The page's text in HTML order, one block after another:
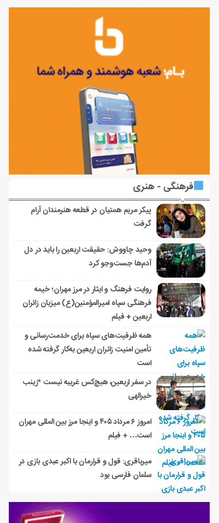
فرهنگی - هنری
پیکر مریم همتیان در قطعه هنرمندان آرام
گرفت
وحید چاووش: حقیقت اربعین را باید در دل
آدم‌ها جست‌وجو کرد
روایت فرهنگ و ایثار در مرز مهران؛ خیمه
فرهنگی سپاه امیرالمؤمنین(ع) میزبان زائران
اربعین + فیلم
همه ظرفیت‌های سپاه برای خدمت‌رسانی و
تأمین امنیت زائران اربعین به‌کار گرفته شده
است
در سفر اربعین، هیچ‌کس غریبه نیست *زینب
خیرالهی
امروز ۶ مرداد ۴۰۵ و اینجا مرز بین المللی مهران
است… + فیلم
میرباقری: قول و قرارمان با اکبر عبدی بازی در
سلمان فارسی بود